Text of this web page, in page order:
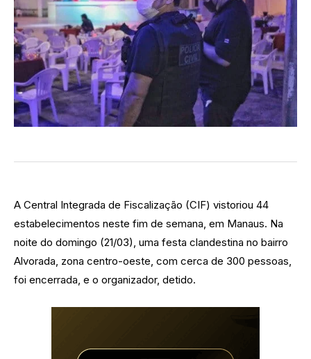
A Central Integrada de Fiscalização (CIF) vistoriou 44
estabelecimentos neste fim de semana, em Manaus. Na
noite do domingo (21/03), uma festa clandestina no bairro
Alvorada, zona centro-oeste, com cerca de 300 pessoas,
foi encerrada, e o organizador, detido.